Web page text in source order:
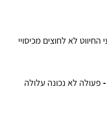
לא לחוצים מכיסויי
פעולה לא נכונה עלולה